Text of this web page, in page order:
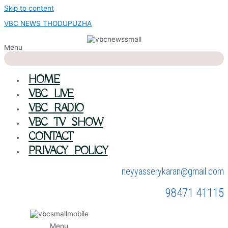
Skip to content
VBC NEWS THODUPUZHA
Menu
HOME
VBC LIVE
VBC RADIO
VBC TV SHOW
CONTACT
PRIVACY POLICY
neyyasserykaran@gmail.com
98471 41115
Menu